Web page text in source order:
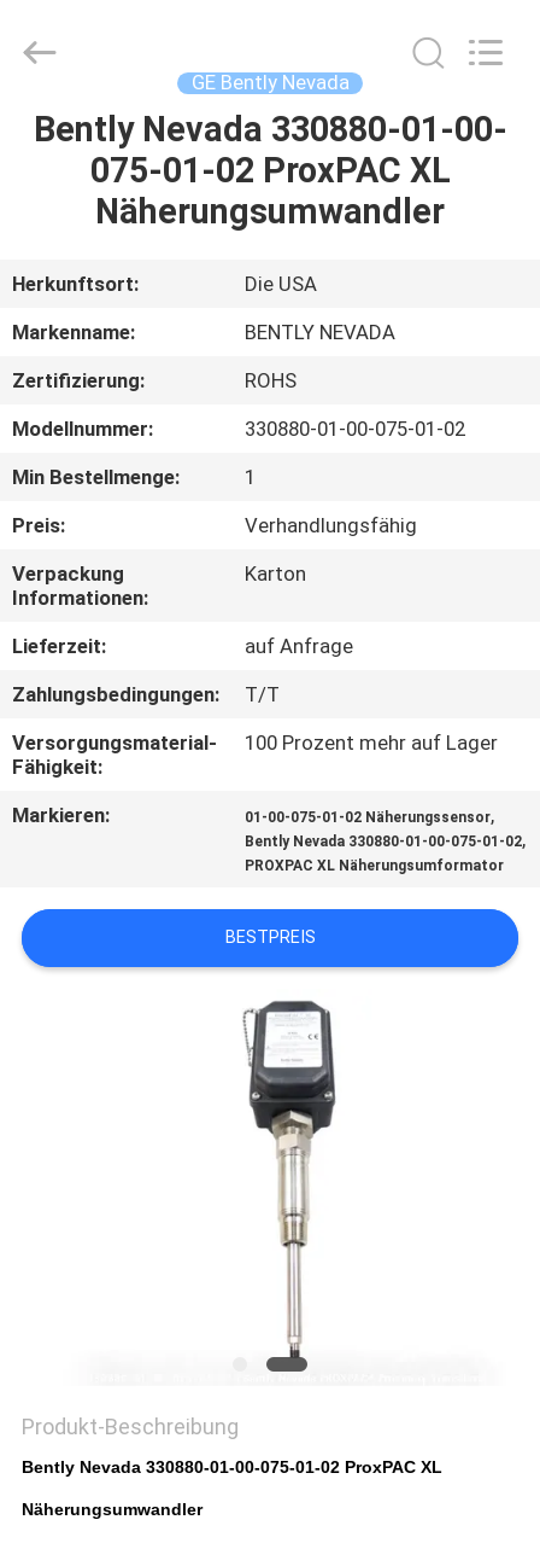
ZU
HAUSE
ÜBER
UNS
WERKSBESICHTIGUNG
QUALITÄTSKONTROLLE
KONTAKT
MIT
UNS
NEUIGKEITEN
BITTE UM
ANGEBOT
DATENSCHUTZRICHTLINIE
Reserved.
GE Bently Nevada
Bently Nevada 330880-01-00-
075-01-02 ProxPAC XL
Näherungsumwandler
Herkunftsort:
Die USA
Markenname:
BENTLY NEVADA
Zertifizierung:
ROHS
Modellnummer:
330880-01-00-075-01-02
Min Bestellmenge:
1
Preis:
Verhandlungsfähig
Verpackung
Informationen:
Karton
Lieferzeit:
auf Anfrage
Zahlungsbedingungen:
T/T
Versorgungsmaterial-
Fähigkeit:
100 Prozent mehr auf Lager
Markieren: 01-00-075-01-02 Näherungssensor,
Bently Nevada 330880-01-00-075-01-02,
PROXPAC XL Näherungsumformator
BESTPREIS
Produkt-Beschreibung
Bently Nevada 330880-01-00-075-01-02 ProxPAC XL
Näherungsumwandler